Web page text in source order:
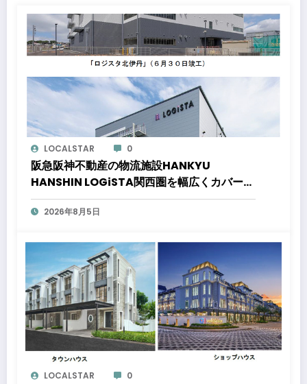
LOCALSTAR 0
阪急阪神不動産の物流施設HANKYU
HANSHIN LOGiSTA関西圏を幅広くカバーで
きる好立地に新たな物流施設が誕生「ロジス
タ北伊丹」と「ロジスタ京都伏見」が竣工し
2026年8月5日
LOCALSTAR 0